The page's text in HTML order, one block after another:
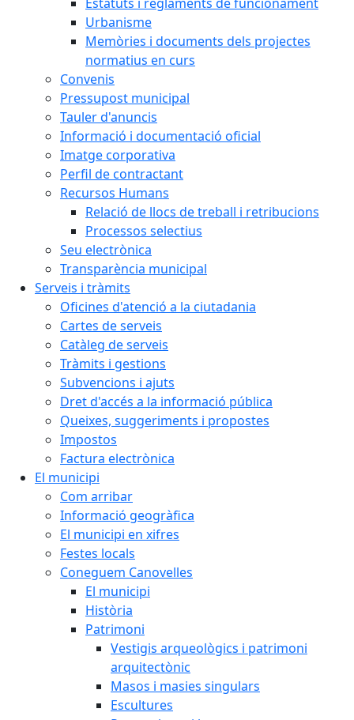
Urbanisme
Memòries i documents dels projectes
normatius en curs
Convenis
Pressupost municipal
Tauler d'anuncis
Informació i documentació oficial
Imatge corporativa
Perfil de contractant
Recursos Humans
Relació de llocs de treball i retribucions
Processos selectius
Seu electrònica
Transparència municipal
Serveis i tràmits
Oficines d'atenció a la ciutadania
Cartes de serveis
Catàleg de serveis
Tràmits i gestions
Subvencions i ajuts
Dret d'accés a la informació pública
Queixes, suggeriments i propostes
Impostos
Factura electrònica
El municipi
Com arribar
Informació geogràfica
El municipi en xifres
Festes locals
Coneguem Canovelles
El municipi
Història
Patrimoni
Vestigis arqueològics i patrimoni
arquitectònic
Masos i masies singulars
Escultures